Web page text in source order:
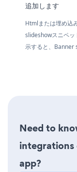
追加します
Htmlまたは埋め込
slideshowスニペッ
示すると、Banner
Need to
integrations
app?